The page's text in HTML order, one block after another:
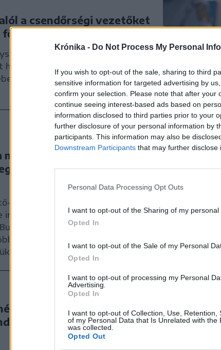
Krónika - Do Not Process My Personal
If you wish to opt-out of the sale, sharing to third
sensitive information for targeted advertising by
confirm your selection. Please note that after your
continue seeing interest-based ads based on
information disclosed to third parties prior to your
further disclosure of your personal information by
participants. This information may also be
Downstream Participants that may further disclose
Personal Data Processing Opt Outs
I want to opt-out of the Sharing of my personal
Opted In
I want to opt-out of the Sale of my Personal
Opted In
I want to opt-out of processing my Personal
Advertising.
Opted In
I want to opt-out of Collection, Use, Retention,
of my Personal Data that Is Unrelated with the
was collected.
Opted Out
a csendőrségi vezetőket
tüntetés ügyében
a csendőrségi vezetőket a
hétfőn a 2018. augusztus
– adta hírül az
Agerpres
a Bucsecs-
baleset történt egy
szolgálat tájékoztatása szerint
irányuló akció van még
hegységben, ahol egy
résztvevőjének is
kirándultak a hófödte
fordították vissza